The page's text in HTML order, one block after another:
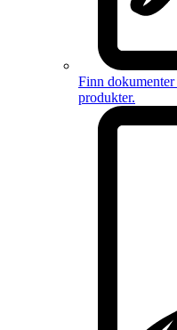
Finn dokumenter
produkter.